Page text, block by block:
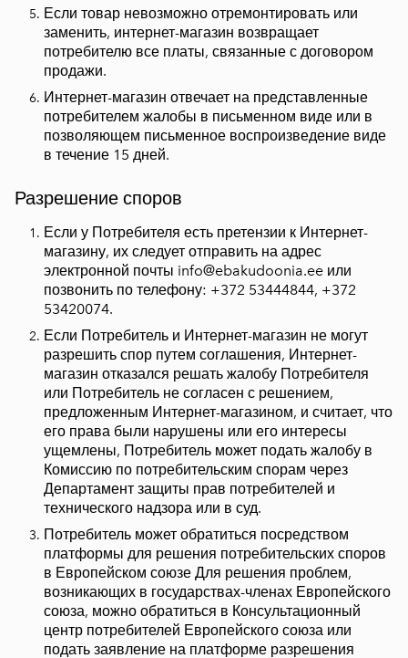
Если товар невозможно отремонтировать или
заменить, интернет-магазин возвращает
потребителю все платы, связанные с договором
продажи.
Интернет-магазин отвечает на представленные
потребителем жалобы в письменном виде или в
позволяющем письменное воспроизведение виде
в течение 15 дней.
Разрешение споров
Если у Потребителя есть претензии к Интернет-
магазину, их следует отправить на адрес
электронной почты info@ebakudoonia.ee или
позвонить по телефону: +372 53444844, +372
53420074.
Если Потребитель и Интернет-магазин не могут
разрешить спор путем соглашения, Интернет-
магазин отказался решать жалобу Потребителя
или Потребитель не согласен с решением,
предложенным Интернет-магазином, и считает, что
его права были нарушены или его интересы
ущемлены, Потребитель может подать жалобу в
Комиссию по потребительским спорам через
Департамент защиты прав потребителей и
технического надзора или в суд.
Потребитель может обратиться посредством
платформы для решения потребительских споров
в Европейском союзе Для решения проблем,
возникающих в государствах-членах Европейского
союза, можно обратиться в Консультационный
центр потребителей Европейского союза или
подать заявление на платформе разрешения